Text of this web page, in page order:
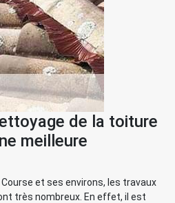
de la toiture
meilleure
Course et ses environs, les travaux
très nombreux. En effet, il est